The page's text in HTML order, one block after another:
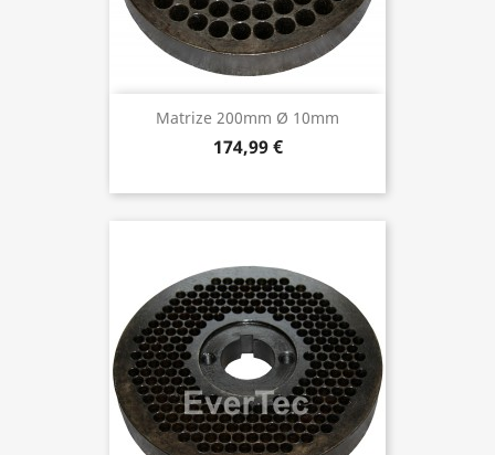
Matrize 200mm Ø 10mm
174,99 €